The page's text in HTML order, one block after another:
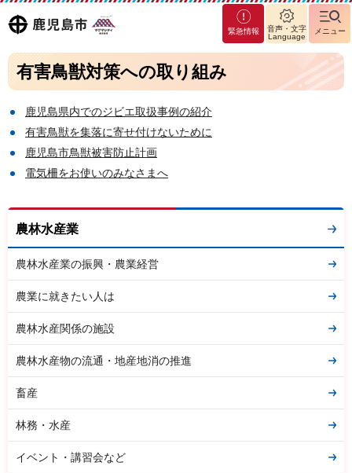
鹿児島
市
マグ
マシ
ティ
鹿児
島市
緊急情報
音声・文字
Language
メニュー
有害鳥獣対策への取り組み
鹿児島県内でのジビエ取扱事例の紹介
有害鳥獣を集落に寄せ付けないために
鹿児島市鳥獣被害防止計画
電気柵をお使いのみなさまへ
農林水産業
農林水産業の振興・農業経営
農業に就きたい人は
農林水産関係の施設
農林水産物の流通・地産地消の推進
畜産
林務・水産
イベント・講習会など